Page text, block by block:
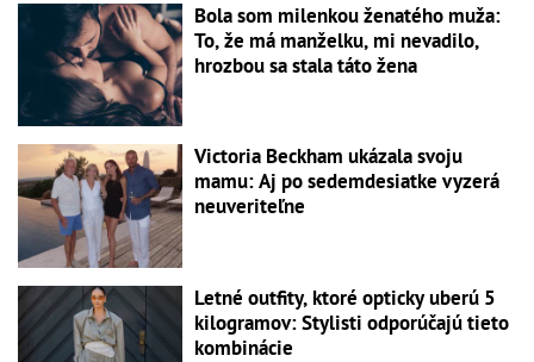
Bola som milenkou ženatého muža:
To, že má manželku, mi nevadilo,
hrozbou sa stala táto žena
Victoria Beckham ukázala svoju
mamu: Aj po sedemdesiatke vyzerá
neuveriteľne
Letné outfity, ktoré opticky uberú 5
kilogramov: Stylisti odporúčajú tieto
kombinácie